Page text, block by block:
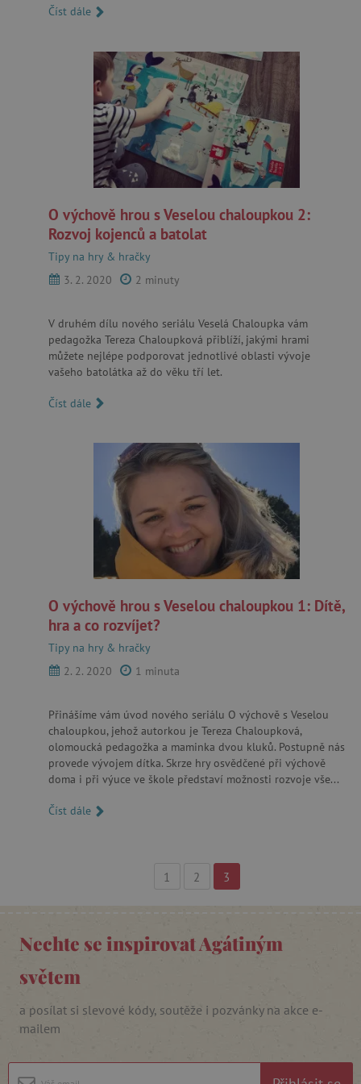
Číst dále
O výchově hrou s Veselou chaloupkou 2:
Rozvoj kojenců a batolat
Tipy na hry & hračky
3. 2. 2020
2 minuty
V druhém dílu nového seriálu Veselá Chaloupka vám
pedagožka Tereza Chaloupková přiblíží, jakými hrami
můžete nejlépe podporovat jednotlivé oblasti vývoje
vašeho batolátka až do věku tří let.
Číst dále
O výchově hrou s Veselou chaloupkou 1: Dítě,
hra a co rozvíjet?
Tipy na hry & hračky
2. 2. 2020
1 minuta
Přinášíme vám úvod nového seriálu O výchově s Veselou
chaloupkou, jehož autorkou je Tereza Chaloupková,
olomoucká pedagožka a maminka dvou kluků. Postupně nás
provede vývojem dítka. Skrze hry osvědčené při výchově
doma i při výuce ve škole představí možnosti rozvoje vše...
Číst dále
1 2 3
Nechte se inspirovat Agátiným
světem
a posílat si slevové kódy, soutěže i pozvánky na akce e-
mailem
stránky nelze bez nezbytně nutných souborů
cookie správně používat.
Název
Provider
__cf_bm
Cloudflare Inc.
.vimeo.com
cjConsent .agatinsvet.cz
CookieScriptConsent
Google Privacy Policy